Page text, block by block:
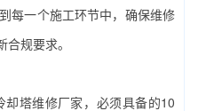
每一个施工环节中，确保维修
规要求。
塔维修厂家‌，必须具备的10